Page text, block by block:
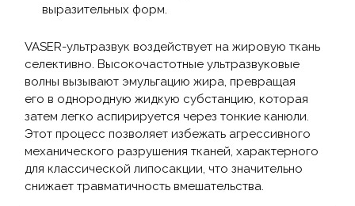
выразительных форм.
VASER-ультразвук воздействует на жировую ткань
селективно. Высокочастотные ультразвуковые
волны вызывают эмульгацию жира, превращая
его в однородную жидкую субстанцию, которая
затем легко аспирируется через тонкие канюли.
Этот процесс позволяет избежать агрессивного
механического разрушения тканей, характерного
для классической липосакции, что значительно
снижает травматичность вмешательства.